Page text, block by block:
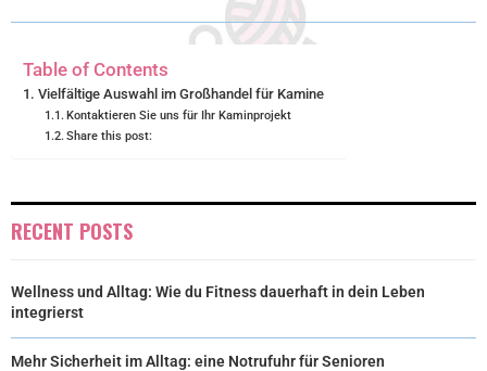
R T
Table of Contents
Vielfältige Auswahl im Großhandel für Kamine
Kontaktieren Sie uns für Ihr Kaminprojekt
Share this post:
RECENT POSTS
Wellness und Alltag: Wie du Fitness dauerhaft in dein Leben
integrierst
Mehr Sicherheit im Alltag: eine Notrufuhr für Senioren